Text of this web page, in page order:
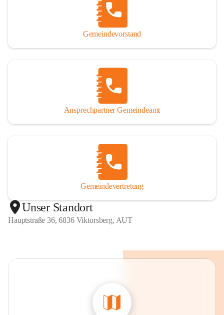
Gemeindevorstand
Ansprechpartner Gemeindeamt
Gemeindevertretung
Unser Standort
Hauptstraße 36, 6836 Viktorsberg, AUT